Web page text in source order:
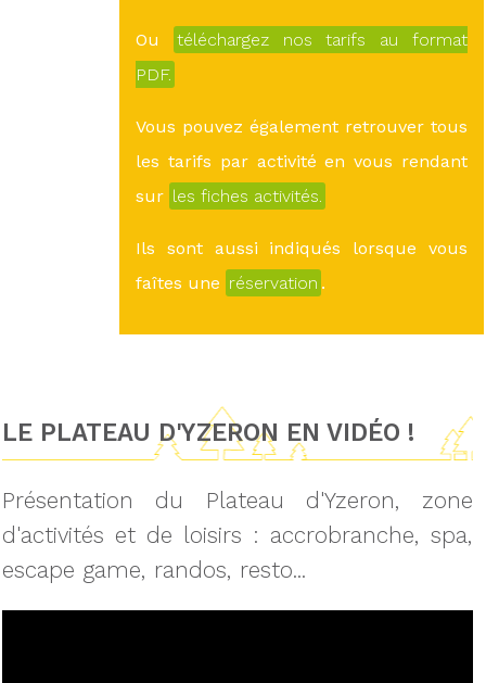
Ou
téléchargez nos tarifs au format
PDF.
Vous pouvez également retrouver tous
les tarifs par activité en vous rendant
sur les fiches activités.
Ils sont aussi indiqués lorsque vous
faîtes une réservation .
LE PLATEAU D'YZERON EN VIDÉO !
Présentation du Plateau d'Yzeron, zone
d'activités et de loisirs : accrobranche, spa,
escape game, randos, resto...